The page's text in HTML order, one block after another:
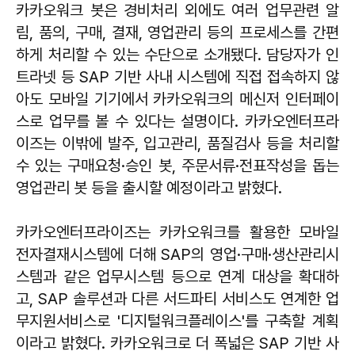
카카오워크 봇은 경비처리 외에도 여러 업무관련 알
림, 품의, 구매, 결재, 영업관리 등의 프로세스를 간편
하게 처리할 수 있는 수단으로 소개됐다. 담당자가 인
트라넷 등 SAP 기반 사내 시스템에 직접 접속하지 않
아도 모바일 기기에서 카카오워크의 메신저 인터페이
스로 업무를 볼 수 있다는 설명이다. 카카오엔터프라
이즈는 이밖에 발주, 입고관리, 품질검사 등을 처리할
수 있는 구매요청·승인 봇, 주문서류·전표작성을 돕는
영업관리 봇 등을 출시할 예정이라고 밝혔다.
카카오엔터프라이즈는 카카오워크를 활용한 모바일
전자결재시스템에 더해 SAP의 영업·구매·생산관리시
스템과 같은 업무시스템 등으로 연계 대상을 확대하
고, SAP 솔루션과 다른 서드파티 서비스도 연계한 업
무지원서비스로 '디지털워크플레이스'를 구축할 계획
이라고 밝혔다. 카카오워크로 더 폭넓은 SAP 기반 사